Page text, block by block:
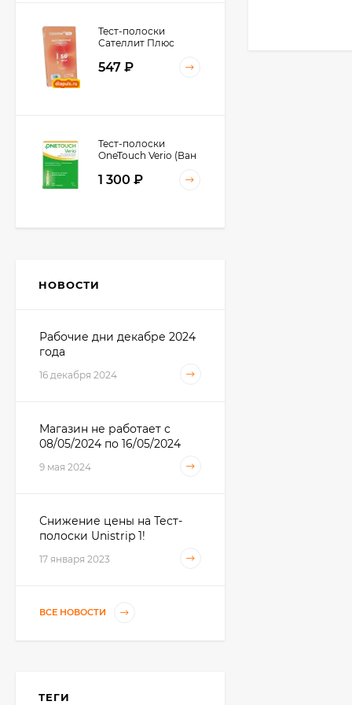
Тест-полоски
Сателлит Плюс
547 ₽
Тест-полоски
OneTouch Verio (Ван
100 штук в упаковке
1 300 ₽
Тест-полоски iCheck (
АйЧек ) № 50 с
Холестерин) №25
3 950 ₽
LADYTEST
НОВОСТИ
Рабочие дни декабре 2024
года
16 декабря 2024
Магазин не работает с
08/05/2024 по 16/05/2024
9 мая 2024
Снижение цены на Тест-
полоски Unistrip 1!
17 января 2023
ВСЕ НОВОСТИ
ТЕГИ